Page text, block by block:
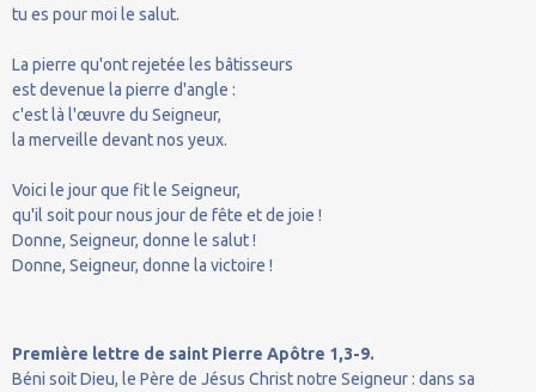
tu es pour moi le salut.
La pierre qu'ont rejetée les bâtisseurs
est devenue la pierre d'angle :
c'est là l'œuvre du Seigneur,
la merveille devant nos yeux.
Voici le jour que fit le Seigneur,
qu'il soit pour nous jour de fête et de joie !
Donne, Seigneur, donne le salut !
Donne, Seigneur, donne la victoire !
Première lettre de saint Pierre Apôtre 1,3-9.
Béni soit Dieu, le Père de Jésus Christ notre Seigneur : dans sa